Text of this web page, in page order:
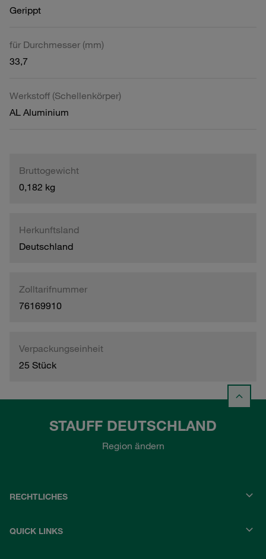
Gerippt
für Durchmesser (mm)
33,7
Werkstoff (Schellenkörper)
AL Aluminium
Bruttogewicht
0,182 kg
Herkunftsland
Deutschland
Zolltarifnummer
76169910
Verpackungseinheit
25 Stück
STAUFF DEUTSCHLAND
Region ändern
RECHTLICHES
QUICK LINKS